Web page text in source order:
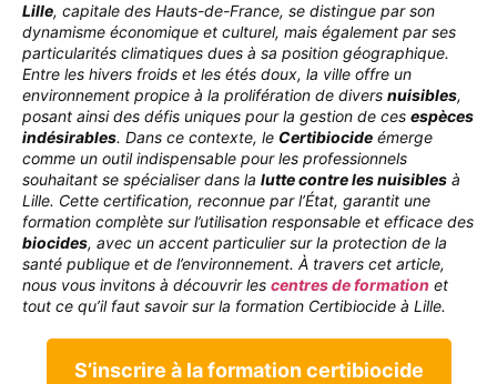
Lille, capitale des Hauts-de-France, se distingue par son
dynamisme économique et culturel, mais également par ses
particularités climatiques dues à sa position géographique.
Entre les hivers froids et les étés doux, la ville offre un
environnement propice à la prolifération de divers nuisibles,
posant ainsi des défis uniques pour la gestion de ces espèces
indésirables. Dans ce contexte, le Certibiocide émerge
comme un outil indispensable pour les professionnels
souhaitant se spécialiser dans la lutte contre les nuisibles à
Lille. Cette certification, reconnue par l’État, garantit une
formation complète sur l’utilisation responsable et efficace des
biocides, avec un accent particulier sur la protection de la
santé publique et de l’environnement. À travers cet article,
nous vous invitons à découvrirles centres de formation et
tout ce qu’il faut savoir sur la formation Certibiocide à Lille.
S’inscrire à la formation certibiocide